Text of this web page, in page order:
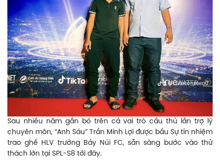
Sau nhiều năm gắn bó trên cả vai trò cầu thủ lẫn trợ lý
chuyên môn, “Anh Sáu” Trần Minh Lợi được bầu Sự tín nhiệm
trao ghế HLV trưởng Bảy Núi FC, sẵn sàng bước vào thử
thách lớn tại SPL-S8 tới đây.